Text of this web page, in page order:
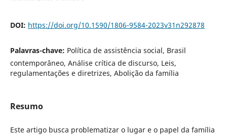
DOI: https://doi.org/10.1590/1806-9584-2023v31n292878
Palavras-chave: Política de assistência social, Brasil
contemporâneo, Análise crítica de discurso, Leis,
regulamentações e diretrizes, Abolição da família
Resumo
Este artigo busca problematizar o lugar e o papel da família